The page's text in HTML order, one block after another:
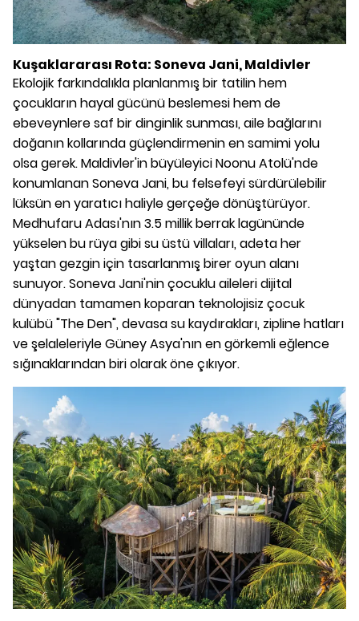
Kuşaklararası Rota: Soneva Jani, Maldivler
Ekolojik farkındalıkla planlanmış bir tatilin hem
çocukların hayal gücünü beslemesi hem de
ebeveynlere saf bir dinginlik sunması, aile bağlarını
doğanın kollarında güçlendirmenin en samimi yolu
olsa gerek. Maldivler'in büyüleyici Noonu Atolü'nde
konumlanan Soneva Jani, bu felsefeyi sürdürülebilir
lüksün en yaratıcı haliyle gerçeğe dönüştürüyor.
Medhufaru Adası'nın 3.5 millik berrak lagününde
yükselen bu rüya gibi su üstü villaları, adeta her
yaştan gezgin için tasarlanmış birer oyun alanı
sunuyor. Soneva Jani'nin çocuklu aileleri dijital
dünyadan tamamen koparan teknolojisiz çocuk
kulübü "The Den", devasa su kaydırakları, zipline hatları
ve şelaleleriyle Güney Asya'nın en görkemli eğlence
sığınaklarından biri olarak öne çıkıyor.